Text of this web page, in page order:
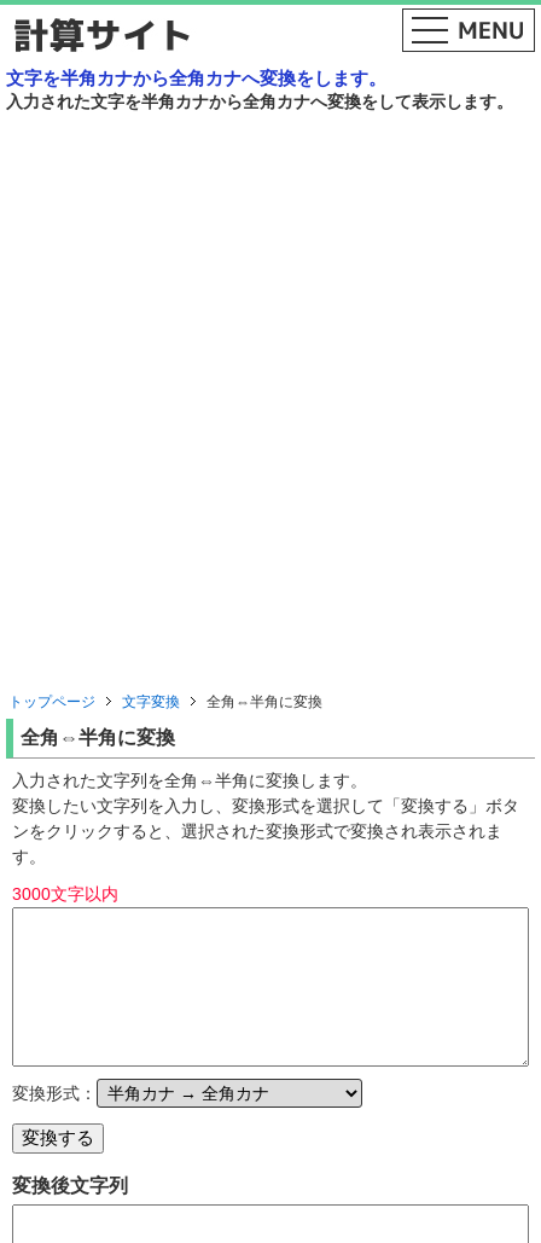
文字を半角カナから全角カナへ変換をします。
入力された文字を半角カナから全角カナへ変換をして表示します。
トップページ 文字変換 全角⇔半角に変換
全角⇔半角に変換
入力された文字列を全角⇔半角に変換します。
変換したい文字列を入力し、変換形式を選択して「変換する」ボタ
ンをクリックすると、選択された変換形式で変換され表示されま
す。
3000文字以内
変換形式：
変換後文字列